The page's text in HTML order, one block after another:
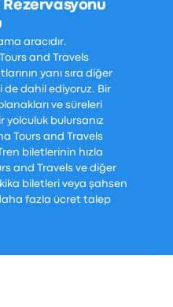
aracıdır.
and Travels
yanı sıra diğer
de dahil ediyoruz. Bir
ve süreleri
yolculuk bulursanız
Tours and Travels
biletlerinin hızla
and Travels ve diğer
biletleri veya şahsen
fazla ücret talep